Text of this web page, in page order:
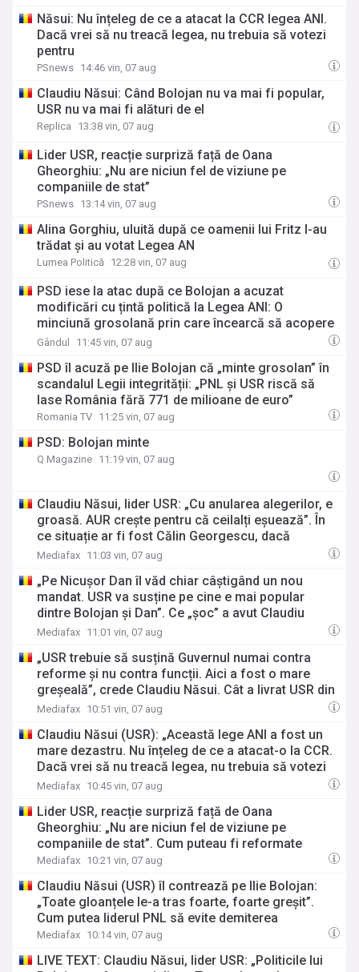
Năsui: Nu înțeleg de ce a atacat la CCR legea ANI.
Dacă vrei să nu treacă legea, nu trebuia să votezi
pentru
PSnews 14:46 vin, 07 aug
Claudiu Năsui: Când Bolojan nu va mai fi popular,
USR nu va mai fi alături de el
Replica 13:38 vin, 07 aug
Lider USR, reacție surpriză față de Oana
Gheorghiu: „Nu are niciun fel de viziune pe
companiile de stat”
PSnews 13:14 vin, 07 aug
Alina Gorghiu, uluită după ce oamenii lui Fritz l-au
trădat şi au votat Legea AN
Lumea Politică 12:28 vin, 07 aug
PSD iese la atac după ce Bolojan a acuzat
modificări cu țintă politică la Legea ANI: O
minciună grosolană prin care încearcă să acopere
culpa PNL-USR
Gândul 11:45 vin, 07 aug
PSD îl acuză pe Ilie Bolojan că „minte grosolan” în
scandalul Legii integrității: „PNL și USR riscă să
lase România fără 771 de milioane de euro”
Romania TV 11:25 vin, 07 aug
PSD: Bolojan minte
Q Magazine 11:19 vin, 07 aug
Claudiu Năsui, lider USR: „Cu anularea alegerilor, e
groasă. AUR crește pentru că ceilalți eșuează”. În
ce situație ar fi fost Călin Georgescu, dacă
ajungea Președinte
Mediafax 11:03 vin, 07 aug
„Pe Nicușor Dan îl văd chiar câștigând un nou
mandat. USR va susține pe cine e mai popular
dintre Bolojan și Dan”. Ce „șoc” a avut Claudiu
Năsui la MAE
Mediafax 11:01 vin, 07 aug
„USR trebuie să susțină Guvernul numai contra
reforme și nu contra funcții. Aici a fost o mare
greșeală”, crede Claudiu Năsui. Cât a livrat USR din
propriul program de guvernare
Mediafax 10:51 vin, 07 aug
Claudiu Năsui (USR): „Această lege ANI a fost un
mare dezastru. Nu înțeleg de ce a atacat-o la CCR.
Dacă vrei să nu treacă legea, nu trebuia să votezi
pentru”
Mediafax 10:45 vin, 07 aug
Lider USR, reacție surpriză față de Oana
Gheorghiu: „Nu are niciun fel de viziune pe
companiile de stat”. Cum puteau fi reformate
Mediafax 10:21 vin, 07 aug
Claudiu Năsui (USR) îl contrează pe Ilie Bolojan:
„Toate gloanțele le-a tras foarte, foarte greșit”.
Cum putea liderul PNL să evite demiterea
Mediafax 10:14 vin, 07 aug
LIVE TEXT: Claudiu Năsui, lider USR: „Politicile lui